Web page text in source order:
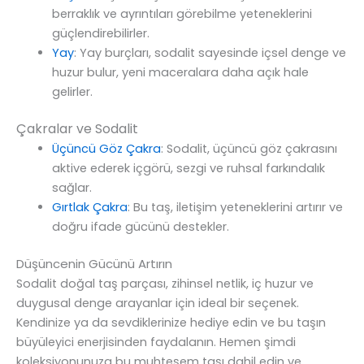
berraklık ve ayrıntıları görebilme yeteneklerini
güçlendirebilirler.
Yay: Yay burçları, sodalit sayesinde içsel denge ve
huzur bulur, yeni maceralara daha açık hale
gelirler.
Çakralar ve Sodalit
Üçüncü Göz Çakra: Sodalit, üçüncü göz çakrasını
aktive ederek içgörü, sezgi ve ruhsal farkındalık
sağlar.
Gırtlak Çakra: Bu taş, iletişim yeteneklerini artırır ve
doğru ifade gücünü destekler.
Düşüncenin Gücünü Artırın
Sodalit doğal taş parçası, zihinsel netlik, iç huzur ve
duygusal denge arayanlar için ideal bir seçenek.
Kendinize ya da sevdiklerinize hediye edin ve bu taşın
büyüleyici enerjisinden faydalanın. Hemen şimdi